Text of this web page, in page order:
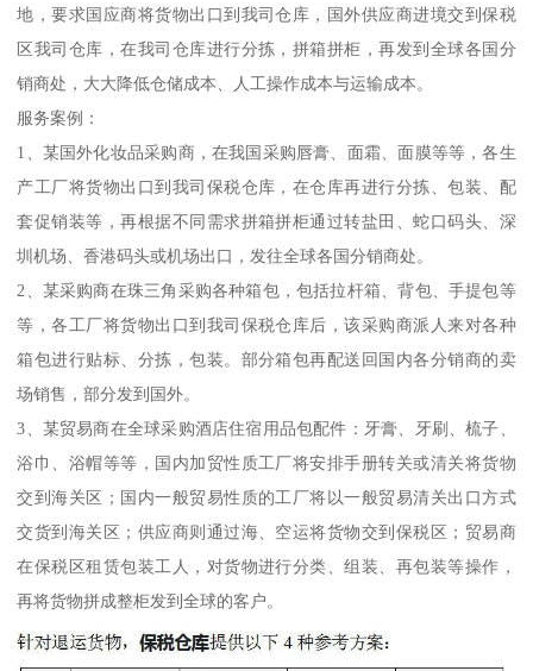
地，要求国应商将货物出口到我司仓库，国外供应商进境交到保税
区我司仓库，在我司仓库进行分拣，拼箱拼柜，再发到全球各国分
销商处，大大降低仓储成本、人工操作成本与运输成本。
服务案例：
1、某国外化妆品采购商，在我国采购唇膏、面霜、面膜等等，各生
产工厂将货物出口到我司保税仓库，在仓库再进行分拣、包装、配
套促销装等，再根据不同需求拼箱拼柜通过转盐田、蛇口码头、深
圳机场、香港码头或机场出口，发往全球各国分销商处。
2、某采购商在珠三角采购各种箱包，包括拉杆箱、背包、手提包等
等，各工厂将货物出口到我司保税仓库后，该采购商派人来对各种
箱包进行贴标、分拣，包装。部分箱包再配送回国内各分销商的卖
场销售，部分发到国外。
3、某贸易商在全球采购酒店住宿用品包配件：牙膏、牙刷、梳子、
浴巾、浴帽等等，国内加贸性质工厂将安排手册转关或清关将货物
交到海关区；国内一般贸易性质的工厂将以一般贸易清关出口方式
交货到海关区；供应商则通过海、空运将货物交到保税区；贸易商
在保税区租赁包装工人，对货物进行分类、组装、再包装等操作，
再将货物拼成整柜发到全球的客户。